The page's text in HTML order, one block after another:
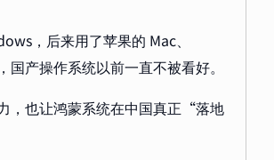
，后来用了苹果的 Mac、
产操作系统以前一直不被看好。
，也让鸿蒙系统在中国真正“落地